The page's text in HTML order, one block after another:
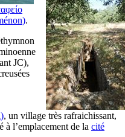
).
JC),
), un village très rafraichissant,
à l’emplacement de la cité